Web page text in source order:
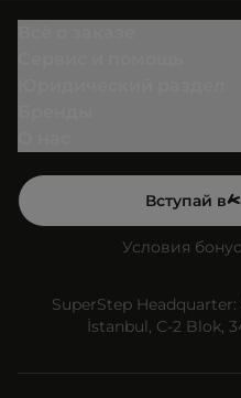
Вступай в
Условия
SuperStep
İstanbul, C-2 Blok,